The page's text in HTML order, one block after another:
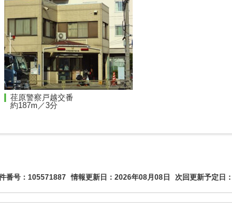
荏原警察戸越交番
約187m／3分
番号：105571887 情報更新日：2026年08月08日 次回更新予定日